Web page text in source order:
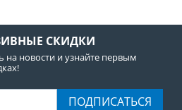
СКИДКИ
на новости и узнайте первым
ПОДПИСАТЬСЯ